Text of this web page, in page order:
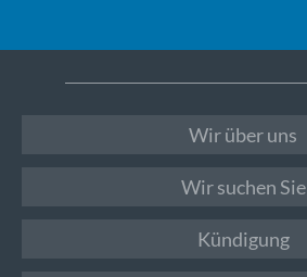
Wir über uns
Wir suchen Sie
Kündigung